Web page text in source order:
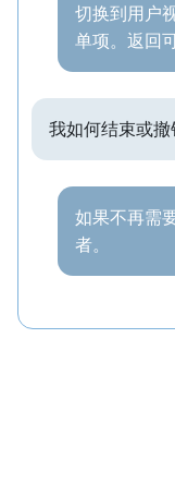
切换到用户
单项。返回
我如何结束或撤
如果不再需
者。